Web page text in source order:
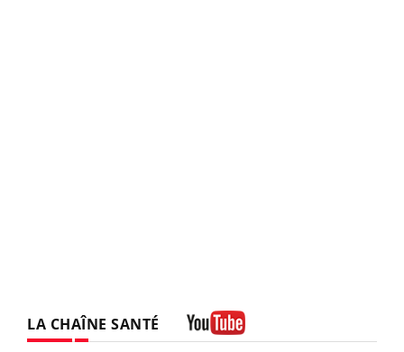
LA CHAÎNE SANTÉ